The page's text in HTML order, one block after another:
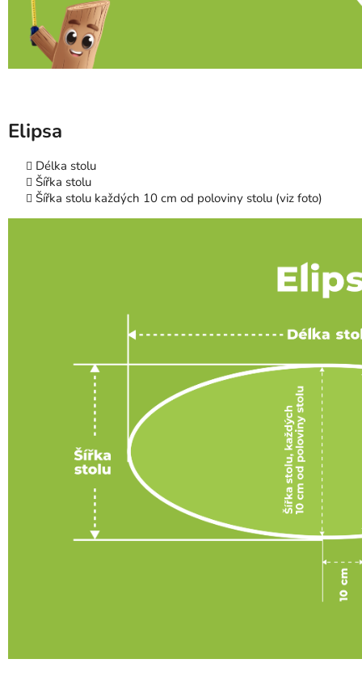
Elipsa
Délka stolu
Šířka stolu
Šířka stolu každých 10 cm od poloviny stolu (viz foto)